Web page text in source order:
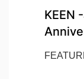
KEEN